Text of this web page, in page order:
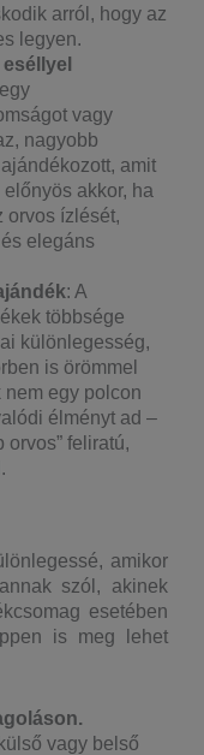
arról, hogy az
legyen.
vagy
nagyobb
amit
akkor, ha
orvos ízlését,
elegáns
: A
többsége
különlegesség,
is örömmel
nem egy polcon
élményt ad –
orvos” feliratú,
amikor
szól, akinek
esetében
is meg lehet
vagy belső